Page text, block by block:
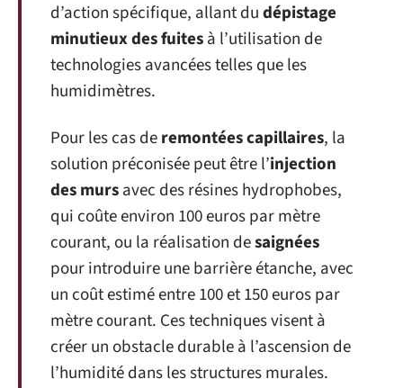
d’action spécifique, allant dudépistage
minutieux des fuitesà l’utilisation de
technologies avancées telles que les
humidimètres.
Pour les cas deremontées capillaires, la
solution préconisée peut être l’injection
des mursavec des résines hydrophobes,
qui coûte environ 100 euros par mètre
courant, ou la réalisation desaignées
pour introduire une barrière étanche, avec
un coût estimé entre 100 et 150 euros par
mètre courant. Ces techniques visent à
créer un obstacle durable à l’ascension de
l’humidité dans les structures murales.